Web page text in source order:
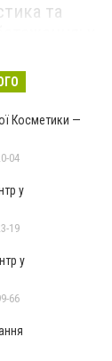
та
центрі
як реальні
Косметики —
04
у
19
у
66